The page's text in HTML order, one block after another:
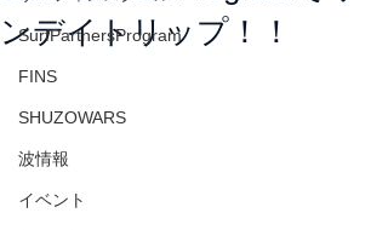
SurfPartnersProgram
FINS
SHUZOWARS
波情報
イベント
ンデイトリップ！！